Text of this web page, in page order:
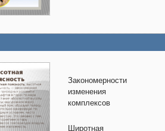
Закономерности
изменения
комплексов
Широтная